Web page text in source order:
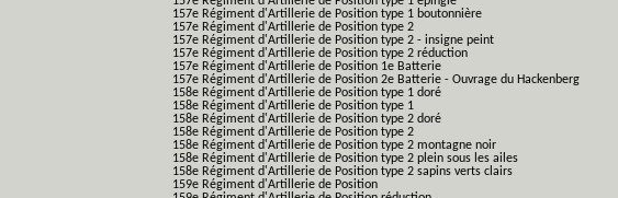
157e Régiment d'Artillerie de Position type 1 boutonnière
157e Régiment d'Artillerie de Position type 2
157e Régiment d'Artillerie de Position type 2 - insigne peint
157e Régiment d'Artillerie de Position type 2 réduction
157e Régiment d'Artillerie de Position 1e Batterie
157e Régiment d'Artillerie de Position 2e Batterie - Ouvrage du Hackenberg
158e Régiment d'Artillerie de Position type 1 doré
158e Régiment d'Artillerie de Position type 1
158e Régiment d'Artillerie de Position type 2 doré
158e Régiment d'Artillerie de Position type 2
158e Régiment d'Artillerie de Position type 2 montagne noir
158e Régiment d'Artillerie de Position type 2 plein sous les ailes
158e Régiment d'Artillerie de Position type 2 sapins verts clairs
159e Régiment d'Artillerie de Position